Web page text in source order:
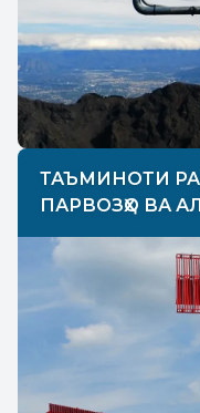
ТАЪМИНОТИ
ПАРВОЗҲО ВА